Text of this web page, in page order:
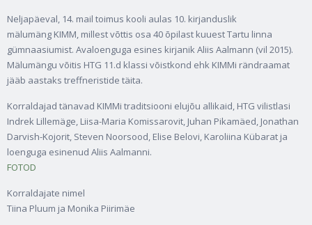
Neljapäeval, 14. mail toimus kooli aulas 10. kirjanduslik
mälumäng KIMM, millest võttis osa 40 õpilast kuuest Tartu linna
gümnaasiumist. Avaloenguga esines kirjanik Aliis Aalmann (vil 2015).
Mälumängu võitis HTG 11.d klassi võistkond ehk KIMMi rändraamat
jääb aastaks treffneristide täita.
Korraldajad tänavad KIMMi traditsiooni elujõu allikaid, HTG vilistlasi
Indrek Lillemäge, Liisa-Maria Komissarovit, Juhan Pikamäed, Jonathan
Darvish-Kojorit, Steven Noorsood, Elise Belovi, Karoliina Kübarat ja
loenguga esinenud Aliis Aalmanni.
FOTOD
Korraldajate nimel
Tiina Pluum ja Monika Piirimäe